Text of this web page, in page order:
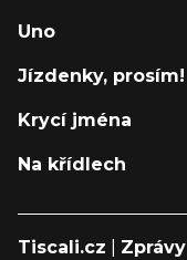
Uno
Jízdenky, prosím!
Krycí jména
Na křídlech
Tiscali.cz Zprávy